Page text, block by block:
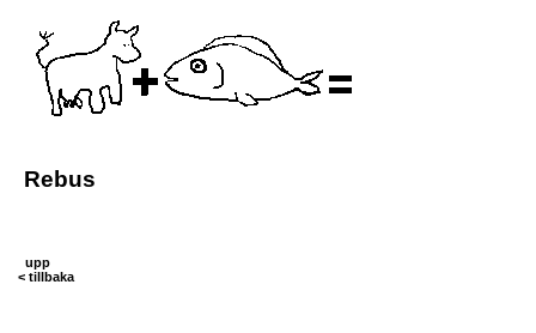
Rebus
upp
< tillbaka